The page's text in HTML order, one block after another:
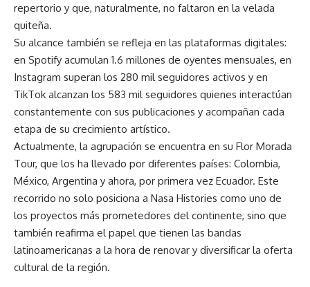
repertorio y que, naturalmente, no faltaron en la velada
quiteña.
Su alcance también se refleja en las plataformas digitales:
en Spotify acumulan 1.6 millones de oyentes mensuales, en
Instagram superan los 280 mil seguidores activos y en
TikTok alcanzan los 583 mil seguidores quienes interactúan
constantemente con sus publicaciones y acompañan cada
etapa de su crecimiento artístico.
Actualmente, la agrupación se encuentra en su Flor Morada
Tour, que los ha llevado por diferentes países: Colombia,
México, Argentina y ahora, por primera vez Ecuador. Este
recorrido no solo posiciona a Nasa Histories como uno de
los proyectos más prometedores del continente, sino que
también reafirma el papel que tienen las bandas
latinoamericanas a la hora de renovar y diversificar la oferta
cultural de la región.